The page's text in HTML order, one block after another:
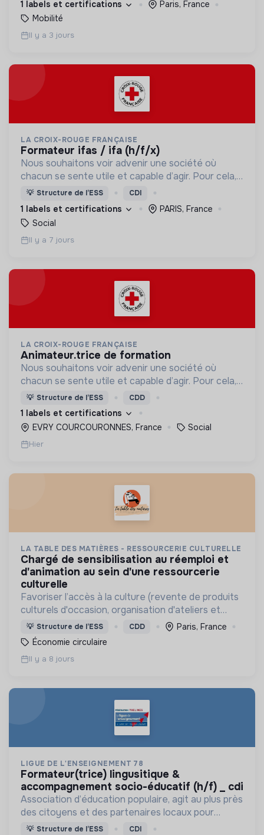
1 labels et certifications
Paris, France
Mobilité
Il y a 3 jours
LA CROIX-ROUGE FRANÇAISE
formateur ifas / ifa (h/f/x)
Nous souhaitons voir advenir une société où
chacun se sente utile et capable d’agir. Pour cela,
nous proposons des moyens et des lieux
d’engagement innovants et adaptés à tous.
💡 Structure de l’ESS CDI
1 labels et certifications
PARIS, France
Social
Il y a 7 jours
LA CROIX-ROUGE FRANÇAISE
animateur.trice de formation
Nous souhaitons voir advenir une société où
chacun se sente utile et capable d’agir. Pour cela,
nous proposons des moyens et des lieux
d’engagement innovants et adaptés à tous.
💡 Structure de l’ESS CDD
1 labels et certifications
EVRY COURCOURONNES, France
Social
Hier
LA TABLE DES MATIÈRES - RESSOURCERIE CULTURELLE
chargé de sensibilisation au réemploi et
d'animation au sein d'une ressourcerie
culturelle
Favoriser l’accès à la culture (revente de produits
culturels d'occasion, organisation d'ateliers et
d'évènements culturels en direction de tout
public), et sensibiliser au réemploi
💡 Structure de l’ESS CDD
Paris, France
Économie circulaire
Il y a 8 jours
LIGUE DE L'ENSEIGNEMENT 78
formateur(trice) lingusitique &
accompagnement socio-éducatif (h/f) _ cdi
Association d’éducation populaire, agit au plus près
des citoyens et des partenaires locaux pour
promouvoir le lien social, agir pour l’éducation et la
💡 Structure de l’ESS CDI